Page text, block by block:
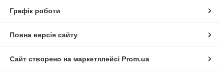
Графік роботи
Повна версія сайту
Сайт створено на маркетплейсі Prom.ua